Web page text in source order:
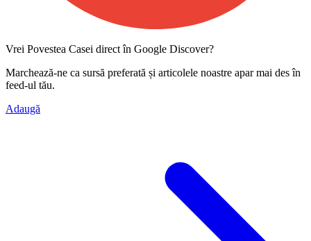
Vrei Povestea Casei direct în Google Discover?
Marchează-ne ca sursă preferată și articolele noastre apar mai des în
feed-ul tău.
Adaugă